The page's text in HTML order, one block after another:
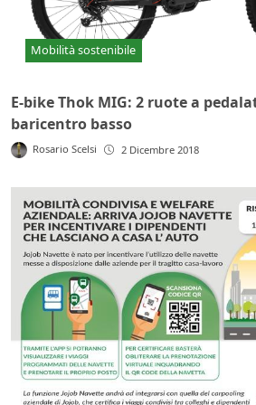
Mobilità sostenibile
E-bike Thok MIG: 2 ruote a
baricentro basso
Rosario Scelsi 2 Dicembre 2018